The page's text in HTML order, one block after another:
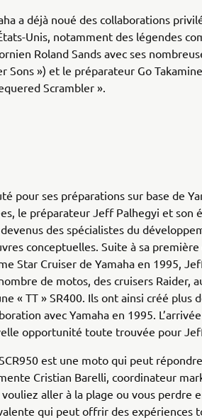
a déjà noué des collaborations
Unis, notamment des légendes
Roland Sands avec ses
Sons ») et le préparateur Go
Scrambler ».
pour ses préparations sur base de
le préparateur Jeff Palhegyi et son
des spécialistes du
conceptuelles. Suite à sa
Star Cruiser de Yamaha en 1995,
de motos, des cruisers Raider,
« TT » SR400. Ils ont ainsi créé
avec Yamaha en 1995.
opportunité toute trouvée pour
est une moto qui peut
Cristian Barelli, coordinateur
vouliez aller à la plage ou vous perdre
qui peut offrir des